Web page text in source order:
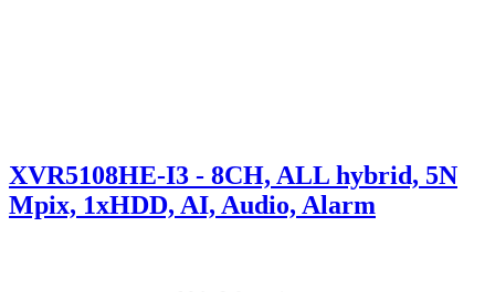
XVR5108HE-I3 - 8CH, ALL hybrid, 5N
Mpix, 1xHDD, AI, Audio, Alarm